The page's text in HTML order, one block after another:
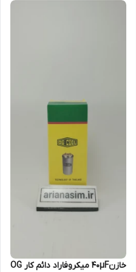
خازن40µF میکروفاراد دائم کار OG